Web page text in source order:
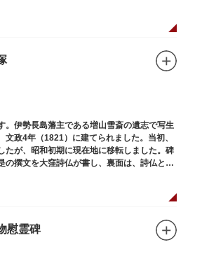
、新たな観光スポット創出による誘客促進
ため、こちらのマンホール蓋を設置しまし
。伊勢長島藩主である増山雪斎の遺志で写生
文政4年（1821）に建てられました。当初、
たが、昭和初期に現在地に移転しました。碑
の撰文を大窪詩仏が書し、裏面は、詩仏と菊
す。
慰霊碑